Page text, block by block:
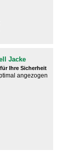
Jacke
Ihre Sicherheit
angezogen